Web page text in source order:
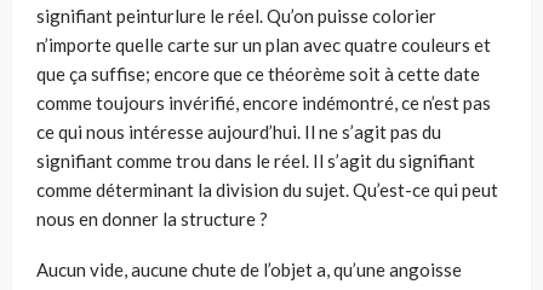
signi­fiant peinturlure le réel. Qu’on puisse colorier
n’importe quelle carte sur un plan avec quatre couleurs et
que ça suffise; encore que ce théorème soit à cette date
comme toujours invérifié, encore indémontré, ce n’est pas
ce qui nous inté­resse aujourd’hui. Il ne s’agit pas du
signifiant comme trou dans le réel. Il s’agit du signifiant
comme déterminant la division du sujet. Qu’est-ce qui peut
nous en donner la structure ?
Aucun vide, aucune chute de l’objet a, qu’une angoisse